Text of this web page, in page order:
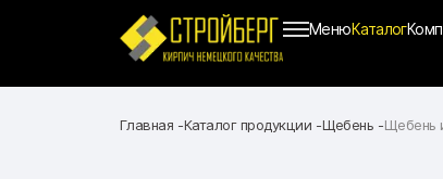
МенюКаталог
Главная Каталог продукции Щебень Щебень